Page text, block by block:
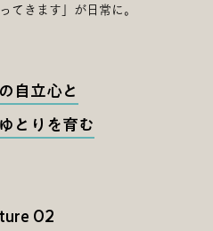
02
てきます」が日常に。
自立心と
とりを育む